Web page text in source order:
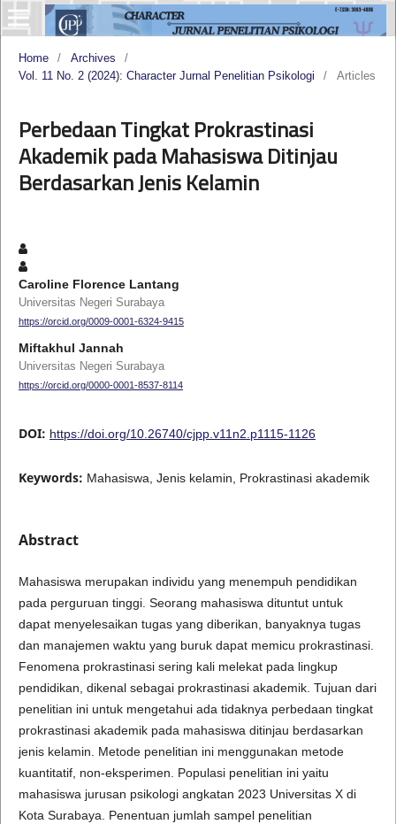
Home / Archives
/
Vol. 11 No. 2 (2024): Character Jurnal Penelitian Psikologi
/ Articles
Perbedaan Tingkat Prokrastinasi
Akademik pada Mahasiswa Ditinjau
Berdasarkan Jenis Kelamin
Caroline Florence Lantang
Universitas Negeri Surabaya
https://orcid.org/0009-0001-6324-9415
Miftakhul Jannah
Universitas Negeri Surabaya
https://orcid.org/0000-0001-8537-8114
DOI: https://doi.org/10.26740/cjpp.v11n2.p1115-1126
Keywords: Mahasiswa, Jenis kelamin, Prokrastinasi akademik
Abstract
Mahasiswa merupakan individu yang menempuh pendidikan
pada perguruan tinggi. Seorang mahasiswa dituntut untuk
dapat menyelesaikan tugas yang diberikan, banyaknya tugas
dan manajemen waktu yang buruk dapat memicu prokrastinasi.
Fenomena prokrastinasi sering kali melekat pada lingkup
pendidikan, dikenal sebagai prokrastinasi akademik. Tujuan dari
penelitian ini untuk mengetahui ada tidaknya perbedaan tingkat
prokrastinasi akademik pada mahasiswa ditinjau berdasarkan
jenis kelamin. Metode penelitian ini menggunakan metode
kuantitatif, non-eksperimen. Populasi penelitian ini yaitu
mahasiswa jurusan psikologi angkatan 2023 Universitas X di
Kota Surabaya. Penentuan jumlah sampel penelitian